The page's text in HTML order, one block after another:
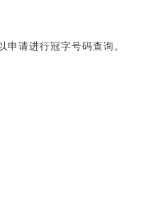
申请进行冠字号码查询。